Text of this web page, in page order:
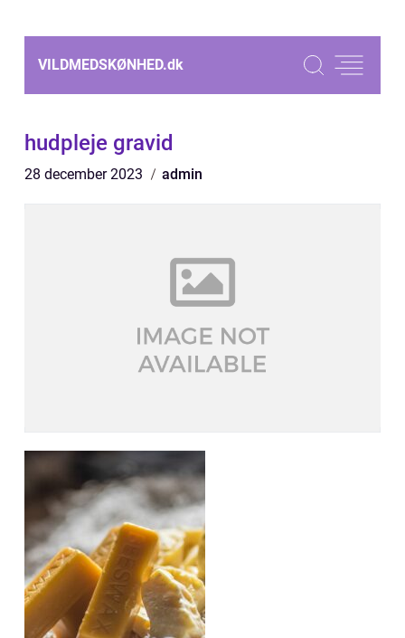
VILDMEDSKØNHED.dk
hudpleje gravid
28 december 2023 admin